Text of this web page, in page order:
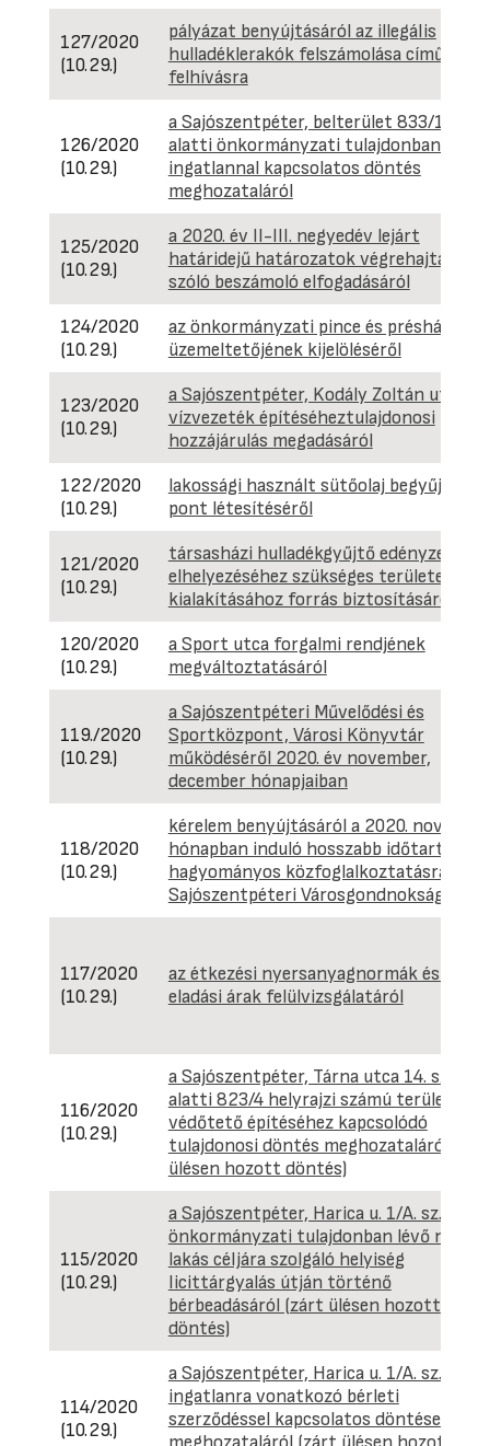
127/2020
(10.29.)
pályázat benyújtásáról az illegális
hulladéklerakók felszámolása című
felhívásra
126/2020
(10.29.)
a Sajószentpéter, belterület 833/15
alatti önkormányzati tulajdonban lévő
ingatlannal kapcsolatos döntés
meghozataláról
125/2020
(10.29.)
a 2020. év II-III. negyedév lejárt
határidejű határozatok végrehajtásáról
szóló beszámoló elfogadásáról
124/2020
(10.29.)
az önkormányzati pince és présház
üzemeltetőjének kijelöléséről
123/2020
(10.29.)
a Sajószentpéter, Kodály Zoltán
vízvezeték építéséheztulajdonosi
hozzájárulás megadásáról
122/2020
(10.29.)
lakossági használt sütőolaj begyűjtési
pont létesítéséről
121/2020
(10.29.)
társasházi hulladékgyűjtő edényzetek
elhelyezéséhez szükséges területek
kialakításához forrás biztosításáról
120/2020
(10.29.)
a Sport utca forgalmi rendjének
megváltoztatásáról
119./2020
(10.29.)
a Sajószentpéteri Művelődési és
Sportközpont, Városi Könyvtár
működéséről 2020. év november,
december hónapjaiban
118/2020
(10.29.)
kérelem benyújtásáról a 2020.
hónapban induló hosszabb időtartamú
hagyományos közfoglalkoztatásra a
Sajószentpéteri Városgondnokságon
117/2020
(10.29.)
az étkezési nyersanyagnormák és az
eladási árak felülvizsgálatáról
116/2020
(10.29.)
a Sajószentpéter, Tárna utca 14. szám
alatti 823/4 helyrajzi számú területen
védőtető építéséhez kapcsolódó
tulajdonosi döntés meghozataláról
ülésen hozott döntés)
115/2020
(10.29.)
a Sajószentpéter, Harica u. 1/A. sz. alatti
önkormányzati tulajdonban lévő nem
lakás céljára szolgáló helyiség
licittárgyalás útján történő
bérbeadásáról (zárt ülésen hozott
döntés)
114/2020
(10.29.)
a Sajószentpéter, Harica u. 1/A. sz. alatti
ingatlanra vonatkozó bérleti
szerződéssel kapcsolatos döntések